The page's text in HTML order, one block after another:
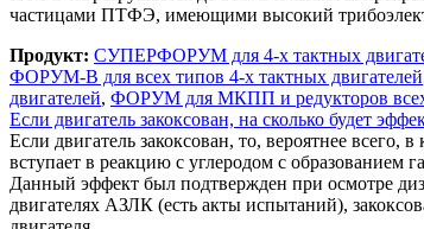
частицами ПТФЭ, имеющими высокий
Продукт: СУПЕРФОРУМ для 4-х тактных
ФОРУМ-В для всех типов 4-х тактных двигателей
двигателей, ФОРУМ для МКПП и редукторов
Если двигатель закоксован, на сколько будет
Если двигатель закоксован, то, вероятнее
вступает в реакцию с углеродом с образованием
Данный эффект был подтвержден при осмотре
двигателях АЗЛК (есть акты испытаний),